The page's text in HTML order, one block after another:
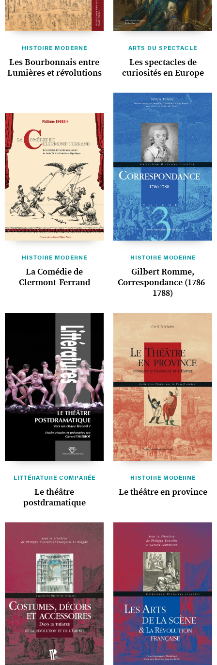
HISTOIRE MODERNE
Les Bourbonnais entre
Lumières et révolutions
ARTS DU SPECTACLE
Les spectacles de
curiosités en Europe
HISTOIRE MODERNE
La Comédie de
Clermont-Ferrand
HISTOIRE MODERNE
Gilbert Romme,
Correspondance (1786-
1788)
LITTÉRATURE COMPARÉE
Le théâtre
postdramatique
HISTOIRE MODERNE
Le théâtre en province